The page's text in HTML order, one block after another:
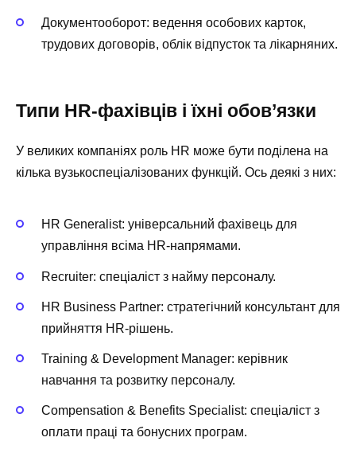
Документооборот: ведення особових карток,
трудових договорів, облік відпусток та лікарняних.
Типи HR-фахівців і їхні обов’язки
У великих компаніях роль HR може бути поділена на
кілька вузькоспеціалізованих функцій. Ось деякі з них:
HR Generalist: універсальний фахівець для
управління всіма HR-напрямами.
Recruiter: спеціаліст з найму персоналу.
HR Business Partner: стратегічний консультант для
прийняття HR-рішень.
Training & Development Manager: керівник
навчання та розвитку персоналу.
Compensation & Benefits Specialist: спеціаліст з
оплати праці та бонусних програм.